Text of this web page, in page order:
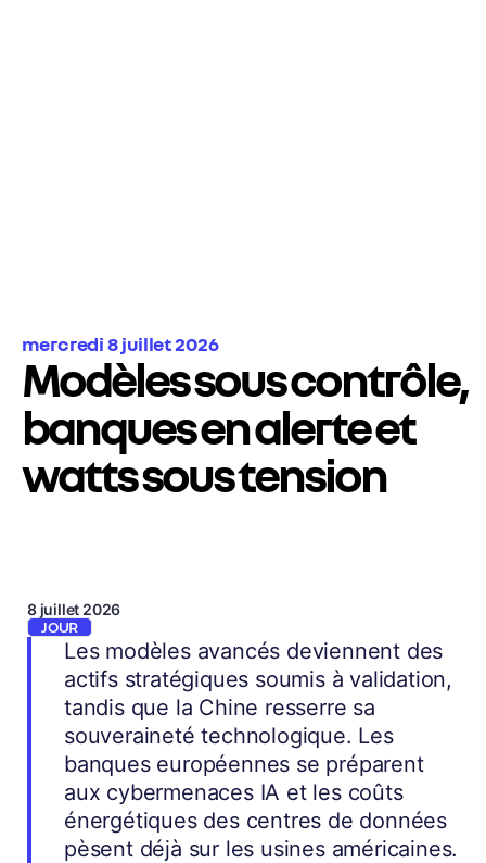
mercredi 8 juillet 2026
Modèles sous contrôle,
banques en alerte et
watts sous tension
JOUR
Les modèles avancés deviennent des
actifs stratégiques soumis à validation,
tandis que la Chine resserre sa
souveraineté technologique. Les
banques européennes se préparent
aux cybermenaces IA et les coûts
énergétiques des centres de données
pèsent déjà sur les usines américaines.
8 juillet 2026